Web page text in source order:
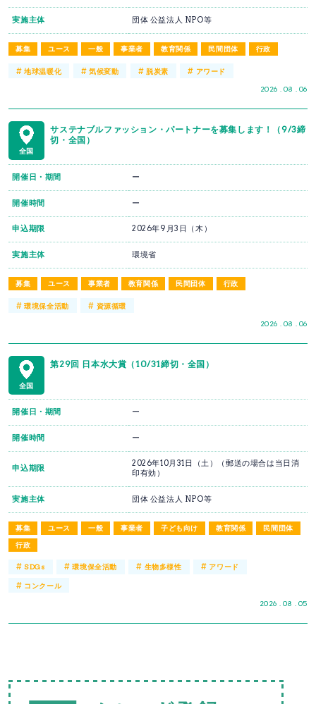
募集 ユース 一般 事業者 教育関係 民間団体 行政
2026 . 08 . 06
実施主体 団体 公益法人 NPO等
#地球温暖化 # 気候変動 # 脱炭素 # アワード
全国
サステナブルファッション・パートナーを募集します！（9/3締
切・全国）
募集 ユース 事業者 教育関係 民間団体 行政
2026 . 08 . 06
開催日・期間 ー
開催時間 ー
申込期限 2026年9月3日（木）
実施主体 環境省
#環境保全活動 # 資源循環
全国
第29回 日本水大賞（10/31締切・全国）
募集 ユース 一般 事業者 子ども向け 教育関係
民間団体
行政
2026 . 08 . 05
開催日・期間 ー
開催時間 ー
申込期限
2026年10月31日（土）（郵送の場合は当日消
印有効）
実施主体 団体 公益法人 NPO等
#SDGs #環境保全活動 # 生物多様性 # アワード
# コンクール